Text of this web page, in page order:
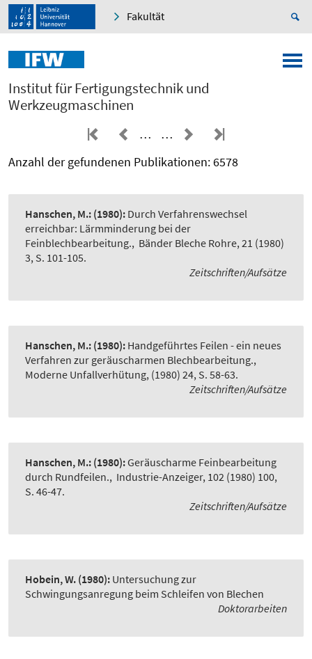
Fakultät
Institut für Fertigungstechnik und
Werkzeugmaschinen
…
…
Anzahl der gefundenen Publikationen: 6578
Hanschen, M.: (1980): Durch Verfahrenswechsel
erreichbar: Lärmminderung bei der
Feinblechbearbeitung., Bänder Bleche Rohre, 21 (1980)
3, S. 101-105.
Zeitschriften/Aufsätze
Hanschen, M.: (1980): Handgeführtes Feilen - ein neues
Verfahren zur geräuscharmen Blechbearbeitung.,
Moderne Unfallverhütung, (1980) 24, S. 58-63.
Zeitschriften/Aufsätze
Hanschen, M.: (1980):Geräuscharme Feinbearbeitung
durch Rundfeilen., Industrie-Anzeiger, 102 (1980) 100,
S. 46-47.
Zeitschriften/Aufsätze
Hobein, W. (1980): Untersuchung zur
Schwingungsanregung beim Schleifen von Blechen
Doktorarbeiten